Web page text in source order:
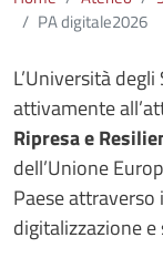
PA digitale2026
L’Università
attivamente
Ripresa e
dell’Unione
Paese
digitalizzazione